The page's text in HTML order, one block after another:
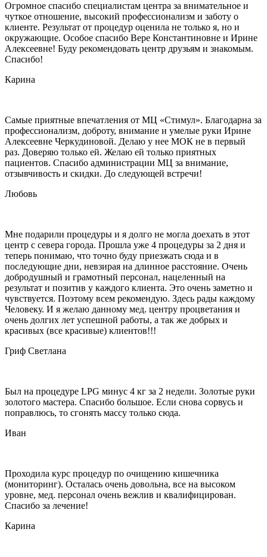
Огромное спасибо специалистам центра за внимательное и
чуткое отношение, высокий профессионализм и заботу о
клиенте. Результат от процедур оценила не только я, но и
окружающие. Особое спасибо Вере Константиновне и Ирине
Алексеевне! Буду рекомендовать центр друзьям и знакомым.
Спасибо!
Карина
Самые приятные впечатления от МЦ «Стимул». Благодарна за
профессионализм, доброту, внимание и умелые руки Ирине
Алексеевне Черкудиновой. Делаю у нее МОК не в первый
раз. Доверяю только ей. Желаю ей только приятных
пациентов. Спасибо администрации МЦ за внимание,
отзывчивость и скидки. До следующей встречи!
Любовь
Мне подарили процедуры и я долго не могла доехать в этот
центр с севера города. Прошла уже 4 процедуры за 2 дня и
теперь понимаю, что точно буду приезжать сюда и в
последующие дни, невзирая на длинное расстояние. Очень
добродушный и грамотный персонал, нацеленный на
результат и позитив у каждого клиента. Это очень заметно и
чувствуется. Поэтому всем рекомендую. Здесь рады каждому
Человеку. И я желаю данному мед. центру процветания и
очень долгих лет успешной работы, а так же добрых и
красивых (все красивые) клиентов!!!
Гриф Светлана
Был на процедуре LPG минус 4 кг за 2 недели. Золотые руки
золотого мастера. Спасибо большое. Если снова сорвусь и
поправлюсь, то сгонять массу только сюда.
Иван
Проходила курс процедур по очищению кишечника
(мониторинг). Осталась очень довольна, все на высоком
уровне, мед. персонал очень вежлив и квалифицирован.
Спасибо за лечение!
Карина